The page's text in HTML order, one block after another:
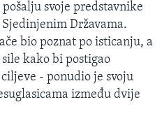
svoje predstavnike
Državama.
bio poznat po isticanju, a
kako bi postigao
- ponudio je svoju
između dvije